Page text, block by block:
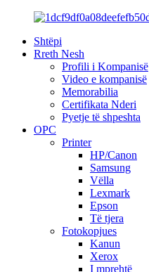
Shtëpi
Rreth Nesh
Profili i Kompanisë
Video e kompanisë
Memorabilia
Certifikata Nderi
Pyetje të shpeshta
OPC
Printer
HP/Canon
Samsung
Vëlla
Lexmark
Epson
Të tjera
Fotokopjues
Kanun
Xerox
I mprehtë